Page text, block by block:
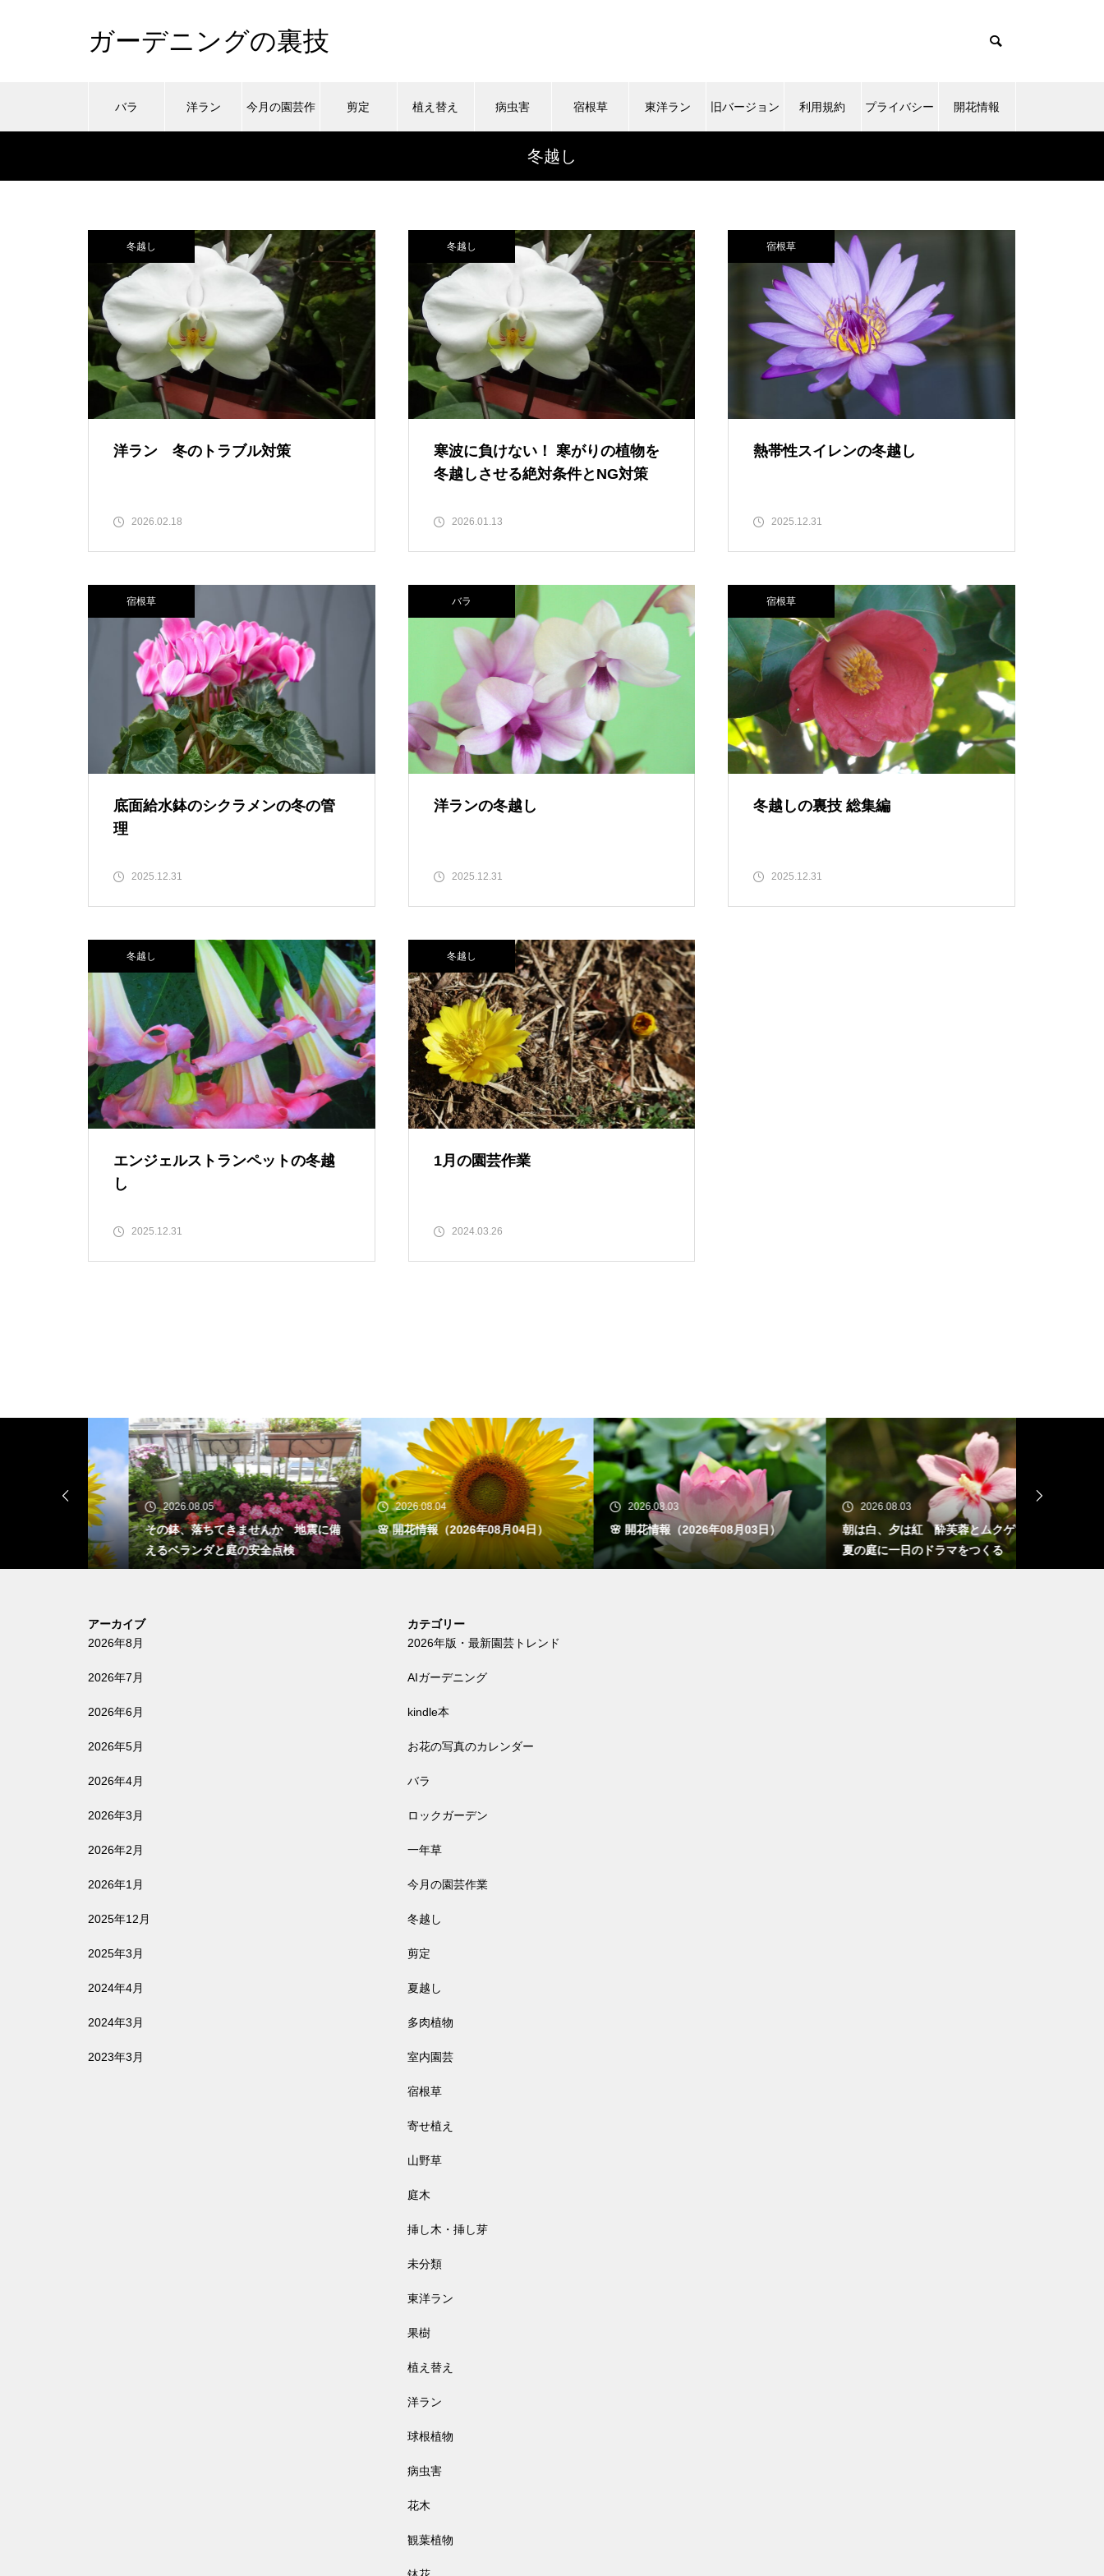
ガーデニングの裏技
バラ 洋ラン 今月の園芸作 剪定 植え替え 病虫害 宿根草 東洋ラン 旧バージョン 利用規約 プライバシー 開花情報
冬越し
冬越し
洋ラン 冬のトラブル対策
2026.02.18
冬越し
寒波に負けない！ 寒がりの植物を
冬越しさせる絶対条件とNG対策
2026.01.13
宿根草
熱帯性スイレンの冬越し
2025.12.31
宿根草
底面給水鉢のシクラメンの冬の管
理
2025.12.31
バラ
洋ランの冬越し
2025.12.31
宿根草
冬越しの裏技 総集編
2025.12.31
冬越し
エンジェルストランペットの冬越
し
2025.12.31
冬越し
1月の園芸作業
2024.03.26
2026.08.05
その鉢、落ちてきませんか 地震に備
えるベランダと庭の安全点検
2026.08.04
🌸 開花情報（2026年08月04日）
2026.08.03
🌸 開花情報（2026年08月03日）
2026.08.03
朝は白、夕は紅 酔芙蓉とムクゲで真
夏の庭に一日のドラマをつくる
アーカイブ
2026年8月
2026年7月
2026年6月
2026年5月
2026年4月
2026年3月
2026年2月
2026年1月
2025年12月
2025年3月
2024年4月
2024年3月
2023年3月
カテゴリー
2026年版・最新園芸トレンド
AIガーデニング
kindle本
お花の写真のカレンダー
バラ
ロックガーデン
一年草
今月の園芸作業
冬越し
剪定
夏越し
多肉植物
室内園芸
宿根草
寄せ植え
山野草
庭木
挿し木・挿し芽
未分類
東洋ラン
果樹
植え替え
洋ラン
球根植物
病虫害
花木
観葉植物